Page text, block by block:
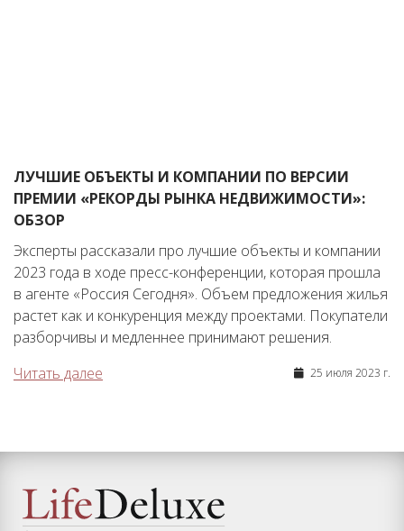
ЛУЧШИЕ ОБЪЕКТЫ И КОМПАНИИ ПО ВЕРСИИ
ПРЕМИИ «РЕКОРДЫ РЫНКА НЕДВИЖИМОСТИ»:
ОБЗОР
Эксперты рассказали про лучшие объекты и компании
2023 года в ходе пресс-конференции, которая прошла
в агенте «Россия Сегодня». Объем предложения жилья
растет как и конкуренция между проектами. Покупатели
разборчивы и медленнее принимают решения.
Читать далее
25 июля 2023 г.